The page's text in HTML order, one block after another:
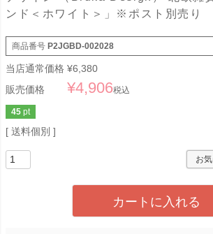
ンド＜ホワイト＞」※ポスト別売り
商品番号 P2JGBD-002028
当店通常価格 ¥6,380
販売価格
¥4,906税込
45 pt
送料個別
お
カートに入れる